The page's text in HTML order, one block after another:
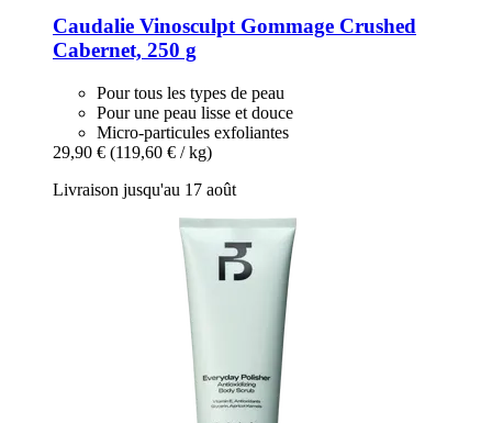
Caudalie Vinosculpt Gommage Crushed
Cabernet, 250 g
Pour tous les types de peau
Pour une peau lisse et douce
Micro-particules exfoliantes
29,90 € (119,60 € / kg)
Livraison jusqu'au 17 août